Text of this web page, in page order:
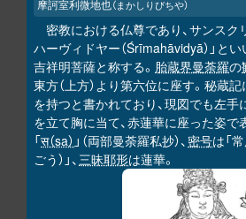
摩訶室利微地也（まかしりびちや）
密教における仏尊であり、サンスク
ハーヴィドヤー（Śrīmahāvidyā）」と
吉祥明菩薩と称する。 胎蔵界曼荼羅の
東方（上方）より第六位に座す。秘蔵
を持つと書かれており、現図でも左
を立て胸に当て、赤蓮華に座った姿で
「स（sa） 」（両部曼荼羅私抄）、 密号は「
ごう）」、三昧耶形は蓮華。